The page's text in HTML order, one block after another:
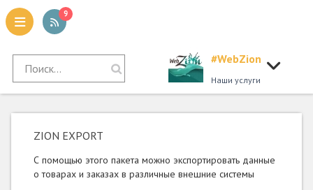
9
#WebZion
Наши услуги
ZION EXPORT
С помощью этого пакета можно экспортировать данные
о товарах и заказах в различные внешние системы